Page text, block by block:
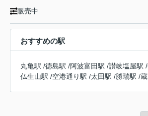
販売中
おすすめの駅
丸亀駅 /徳島駅 /阿波富田駅 /讃岐塩屋駅 /
仏生山駅 /空港通り駅 /太田駅 /勝瑞駅 /